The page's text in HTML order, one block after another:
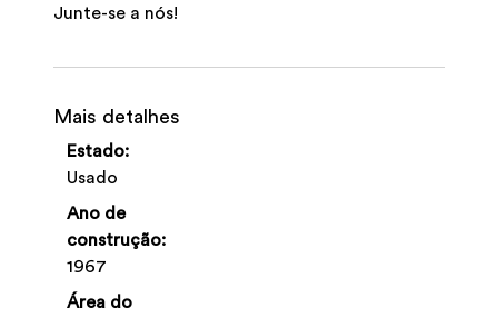
Junte-se a nós!
Mais detalhes
Estado:
Usado
Ano de
construção:
1967
Área do